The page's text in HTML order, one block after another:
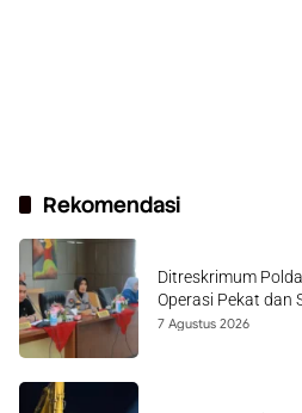
Rekomendasi
Ditreskrimum
Operasi Pekat dan
7 Agustus 2026